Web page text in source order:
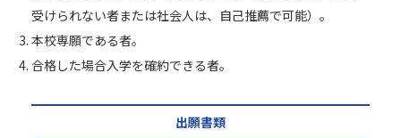
受けられない者または社会人は、自己推薦で可能）。
本校専願である者。
合格した場合入学を確約できる者。
出願書類